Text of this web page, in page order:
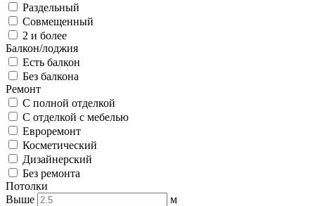
Раздельный
Совмещенный
2 и более
Балкон/лоджия
Есть балкон
Без балкона
Ремонт
С полной отделкой
С отделкой с мебелью
Евроремонт
Косметический
Дизайнерский
Без ремонта
Потолки
Выше
м